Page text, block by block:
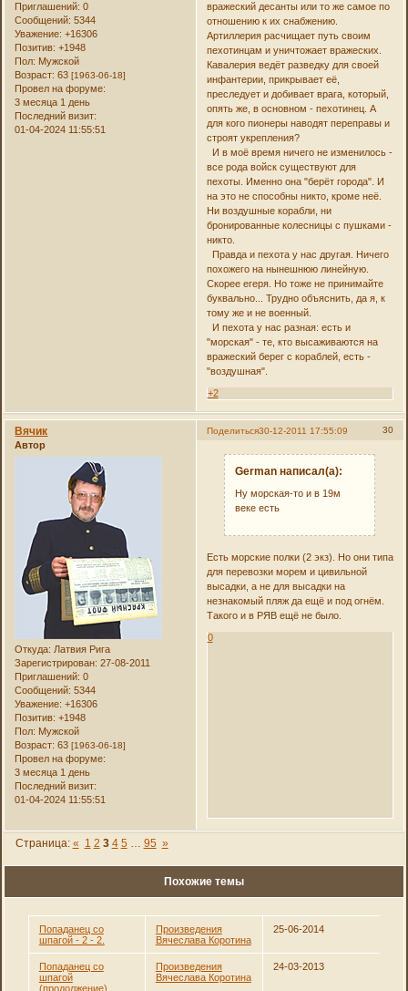
Приглашений: 0
Сообщений: 5344
Уважение: +16306
Позитив: +1948
Пол: Мужской
Возраст: 63[1963-06-18]
Провел на форуме:
3 месяца 1 день
Последний визит:
01-04-2024 11:55:51
вражеский десанты или то же самое по
отношению к их снабжению.
Артиллерия расчищает путь своим
пехотинцам и уничтожает вражеских.
Кавалерия ведёт разведку для своей
инфантерии, прикрывает её,
преследует и добивает врага, который,
опять же, в основном - пехотинец. А
для кого пионеры наводят переправы и
строят укрепления?
И в моё время ничего не изменилось -
все рода войск существуют для
пехоты. Именно она "берёт города". И
на это не способны никто, кроме неё.
Ни воздушные корабли, ни
бронированные колесницы с пушками -
никто.
Правда и пехота у нас другая. Ничего
похожего на нынешнюю линейную.
Скорее егеря. Но тоже не принимайте
буквально... Трудно объяснить, да я, к
тому же и не военный.
И пехота у нас разная: есть и
"морская" - те, кто высаживаются на
вражеский берег с кораблей, есть -
"воздушная".
+2
Поделиться 30
30-12-2011 17:55:09
Вячик
Автор
Откуда: Латвия Рига
Зарегистрирован: 27-08-2011
Приглашений: 0
Сообщений: 5344
Уважение: +16306
Позитив: +1948
Пол: Мужской
Возраст: 63[1963-06-18]
Провел на форуме:
3 месяца 1 день
Последний визит:
01-04-2024 11:55:51
German написал(а):
Ну морская-то и в 19м
веке есть
Есть морские полки (2 экз). Но они типа
для перевозки морем и цивильной
высадки, а не для высадки на
незнакомый пляж да ещё и под огнём.
Такого и в РЯВ ещё не было.
0
Страница: « 1 2 3 4 5 … 95 »
Похожие темы
Попаданец со
шпагой - 2 - 2.
Произведения
Вячеслава Коротина
25-06-2014
Попаданец со
шпагой
(продолжение)
Произведения
Вячеслава Коротина
24-03-2013